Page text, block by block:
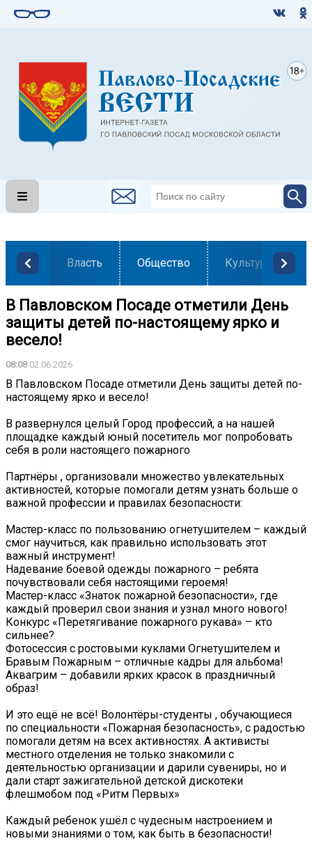
Власть Общество Культура
В Павловском Посаде отметили День
защиты детей по-настоящему ярко и
весело!
08:0802.06.2026
В Павловском Посаде отметили День защиты детей по-
настоящему ярко и весело!
В развернулся целый Город профессий, а на нашей
площадке каждый юный посетитель мог попробовать
себя в роли настоящего пожарного
Партнёры , организовали множество увлекательных
активностей, которые помогали детям узнать больше о
важной профессии и правилах безопасности:
Мастер-класс по пользованию огнетушителем – каждый
смог научиться, как правильно использовать этот
важный инструмент!
Надевание боевой одежды пожарного – ребята
почувствовали себя настоящими героемя!
Мастер-класс «Знаток пожарной безопасности», где
каждый проверил свои знания и узнал много нового!
Конкурс «Перетягивание пожарного рукава» – кто
сильнее?
Фотосессия с ростовыми куклами Огнетушителем и
Бравым Пожарным – отличные кадры для альбома!
Аквагрим – добавили ярких красок в праздничный
образ!
И это ещё не всё! Волонтёры-студенты , обучающиеся
по специальности «Пожарная безопасность», с радостью
помогали детям на всех активностях. А активисты
местного отделения не только знакомили с
деятельностью организации и дарили сувениры, но и
дали старт зажигательной детской дискотеки
флешмобом под «Ритм Первых»
Каждый ребенок ушёл с чудесным настроением и
новыми знаниями о том, как быть в безопасности!